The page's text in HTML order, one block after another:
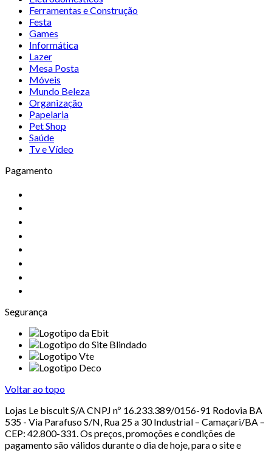
Ferramentas e Construção
Festa
Games
Informática
Lazer
Mesa Posta
Móveis
Mundo Beleza
Organização
Papelaria
Pet Shop
Saúde
Tv e Vídeo
Pagamento
Segurança
Voltar ao topo
Lojas Le biscuit S/A CNPJ nº 16.233.389/0156-91 Rodovia BA
535 - Via Parafuso S/N, Rua 25 a 30 Industrial – Camaçari/BA –
CEP: 42.800-331. Os preços, promoções e condições de
pagamento são válidos durante o dia de hoje, para o site e